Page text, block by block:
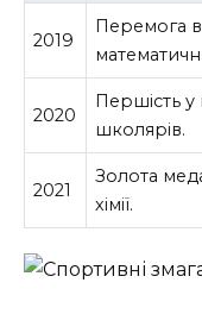
2019
Перемога
2020
Першість у
школярів.
2021
Золота
хімії.